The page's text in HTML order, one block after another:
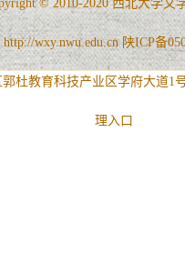
© 2010-2020 西北大学文
http://wxy.nwu.edu.cn 陕ICP备
杜教育科技产业区学府大道1
理入口